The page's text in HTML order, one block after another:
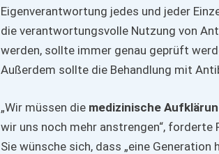
Eigenverantwortung jedes und jeder
die verantwortungsvolle Nutzung von
werden, sollte immer genau geprüft
Außerdem sollte die Behandlung mit
„Wir müssen die medizinische
wir uns noch mehr anstrengen“, forderte
Sie wünsche sich, dass „eine